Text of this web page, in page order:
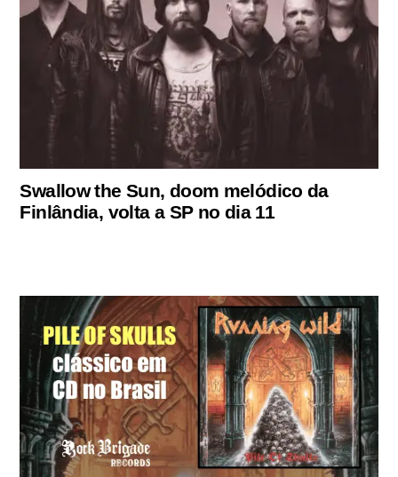
Swallow the Sun, doom melódico da
Finlândia, volta a SP no dia 11